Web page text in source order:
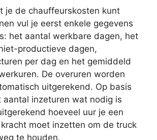
je de chauffeurskosten kunt
vul je eerst enkele gegevens
het aantal werkbare dagen, het
productieve dagen,
per dag en het gemiddeld
De overuren worden
uitgerekend. Op basis
aantal inzeturen wat nodig is
hoeveel uur je een
moet inzetten om de truck
te houden.